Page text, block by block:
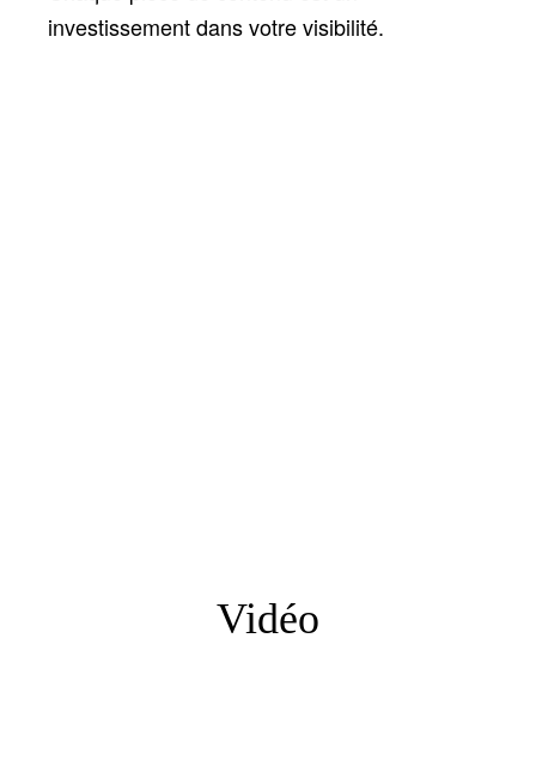
investissement dans votre visibilité.
Vidéo